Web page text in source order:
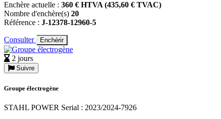
Enchère actuelle : 360 € HTVA (435,60 € TVAC)
Nombre d'enchère(s) 20
Référence : J-12378-12960-5
Consulter Enchérir
2 jours
Suivre
Groupe électrogène
STAHL POWER Serial : 2023/2024-7926